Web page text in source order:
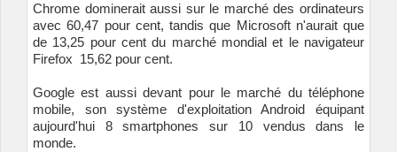
Chrome dominerait aussi sur le marché des ordinateurs
avec 60,47 pour cent, tandis que Microsoft n'aurait que
de 13,25 pour cent du marché mondial et le navigateur
Firefox 15,62 pour cent.
Google est aussi devant pour le marché du téléphone
mobile, son système d'exploitation Android équipant
aujourd'hui 8 smartphones sur 10 vendus dans le
monde.